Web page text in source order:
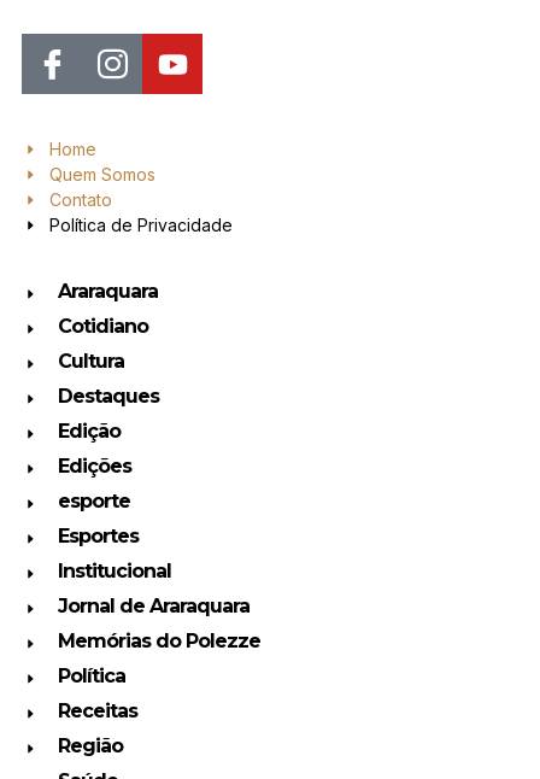
Home
Quem Somos
Contato
Política de Privacidade
Araraquara
Cotidiano
Cultura
Destaques
Edição
Edições
esporte
Esportes
Institucional
Jornal de Araraquara
Memórias do Polezze
Política
Receitas
Região